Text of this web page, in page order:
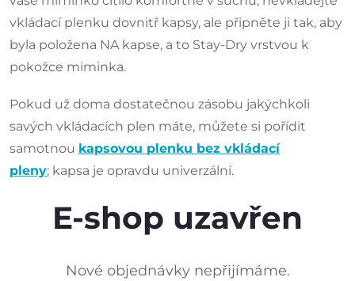
vkládací plenku dovnitř kapsy, ale připněte ji tak, aby
byla položena NA kapse, a to Stay-Dry vrstvou k
pokožce miminka.
Pokud už doma dostatečnou zásobu jakýchkoli
savých vkládacích plen máte, můžete si pořídit
samotnou kapsovou plenku bez vkládací
pleny; kapsa je opravdu univerzální.
E-shop uzavřen
Nové objednávky nepřijímáme.